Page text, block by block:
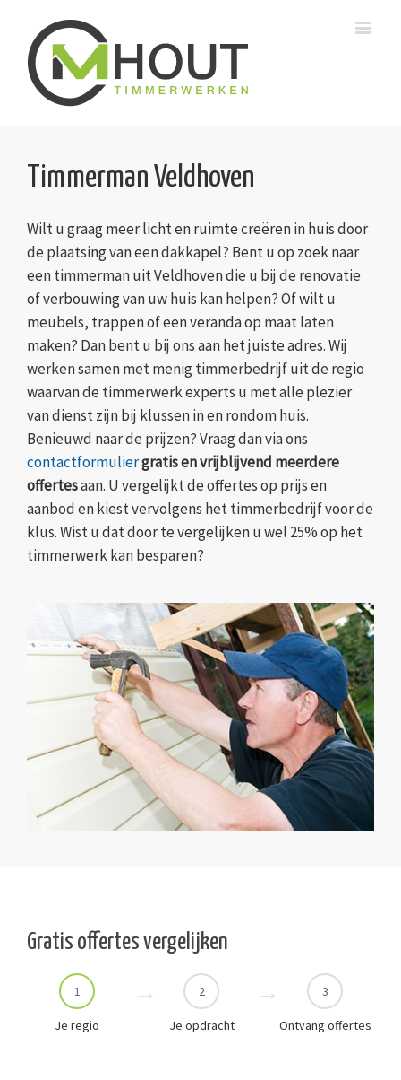
Timmerman Veldhoven
Wilt u graag meer licht en ruimte creëren in huis door
de plaatsing van een dakkapel? Bent u op zoek naar
een timmerman uit Veldhoven die u bij de renovatie
of verbouwing van uw huis kan helpen? Of wilt u
meubels, trappen of een veranda op maat laten
maken? Dan bent u bij ons aan het juiste adres. Wij
werken samen met menig timmerbedrijf uit de regio
waarvan de timmerwerk experts u met alle plezier
van dienst zijn bij klussen in en rondom huis.
Benieuwd naar de prijzen? Vraag dan via ons
contactformuliergratis en vrijblijvend meerdere
offertesaan. U vergelijkt de offertes op prijs en
aanbod en kiest vervolgens het timmerbedrijf voor de
klus. Wist u dat door te vergelijken u wel 25% op het
timmerwerk kan besparen?
Gratis offertes vergelijken
1
Je regio
2
Je opdracht
3
Ontvang offertes